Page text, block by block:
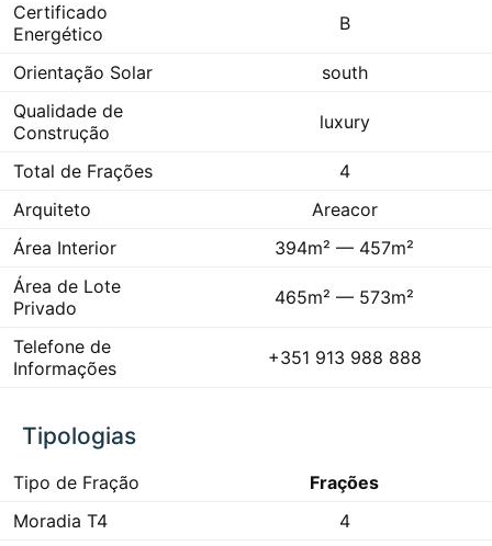
Certificado
Energético
B
Orientação Solar
south
Qualidade de
Construção
luxury
Total de Frações
4
Arquiteto
Areacor
Área Interior
394m² — 457m²
Área de Lote
Privado
465m² — 573m²
Telefone de
Informações
+351 913 988 888
Tipologias
Tipo de Fração
Frações
Moradia T4
4